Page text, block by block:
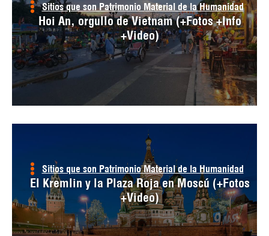
Sitios que son Patrimonio Material de la Humanidad
Hoi An, orgullo de Vietnam (+Fotos +Info
+Video)
Sitios que son Patrimonio Material de la Humanidad
El Kremlin y la Plaza Roja en Moscú (+Fotos
+Video)